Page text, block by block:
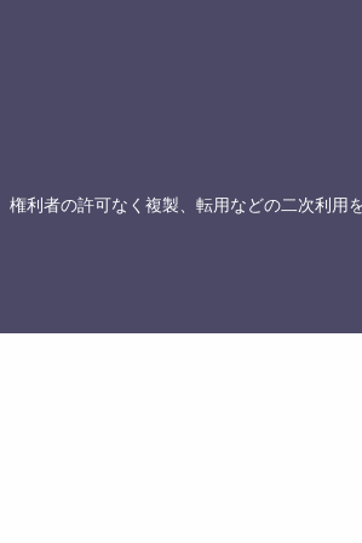
利者の許可なく複製、転用などの二次利用